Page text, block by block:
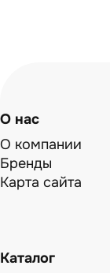
О нас
О компании
Бренды
Карта сайта
Каталог